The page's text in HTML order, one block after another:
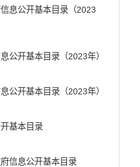
息公开基本目录（2023
公开基本目录（2023年）
公开基本目录（2023年）
基本目录
信息公开基本目录